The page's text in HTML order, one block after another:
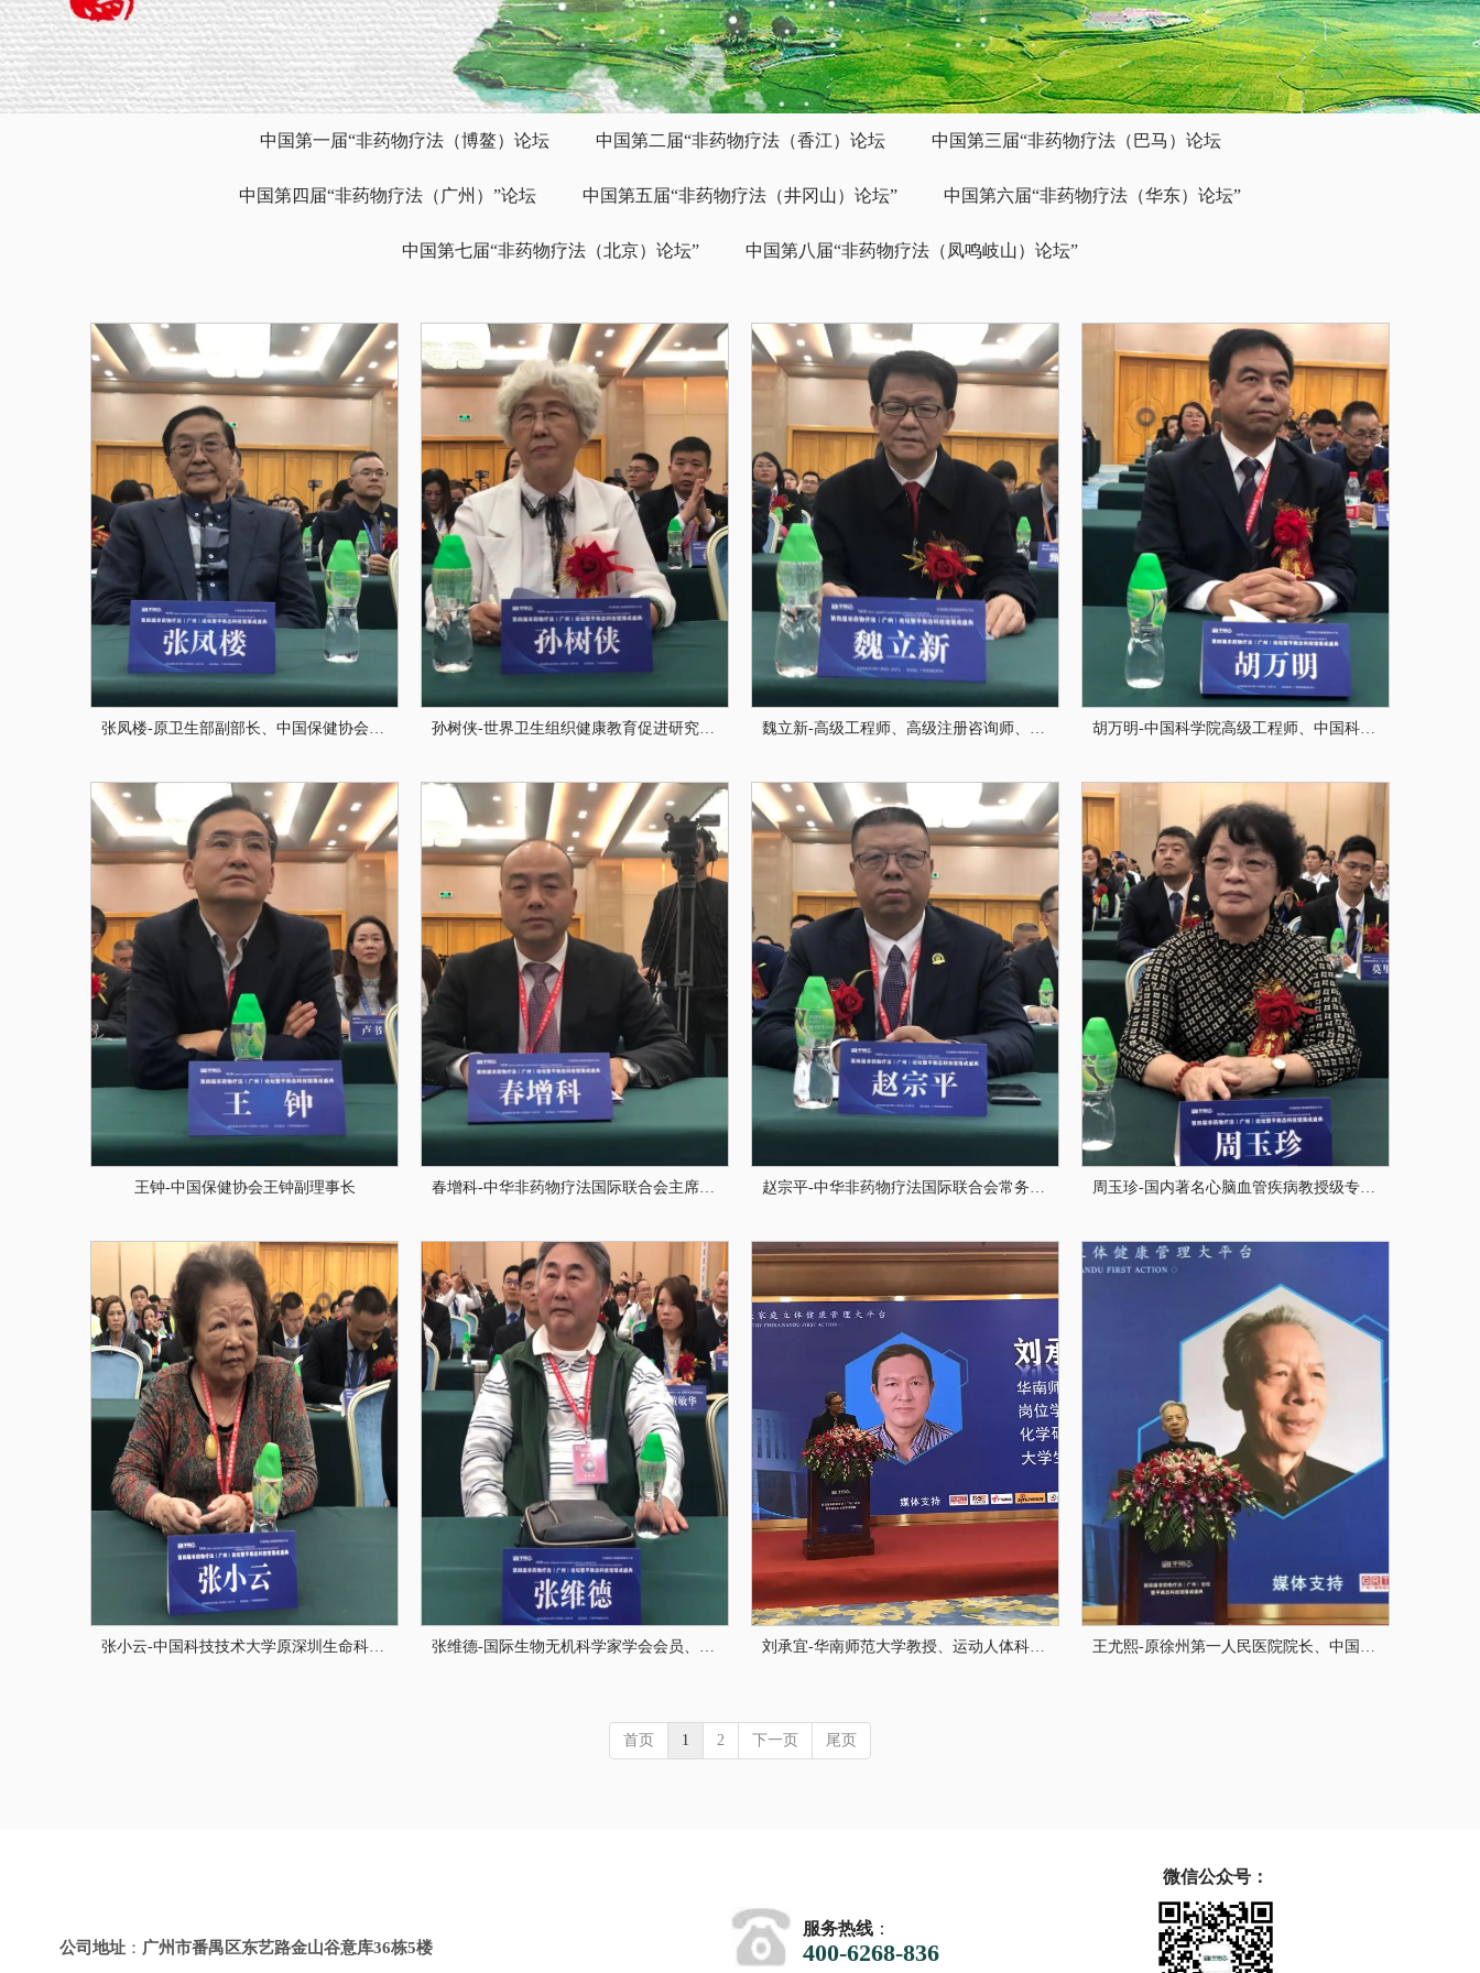
中国第一届“非药物疗法（博鳌）论坛 中国第二届“非药物疗法（香江）论坛 中国第三届“非药物疗法（巴马）论坛
中国第四届“非药物疗法（广州）”论坛 中国第五届“非药物疗法（井冈山）论坛” 中国第六届“非药物疗法（华东）论坛”
中国第七届“非药物疗法（北京）论坛” 中国第八届“非药物疗法（凤鸣岐山）论坛”
张凤楼-原卫生部副部长、中国保健协会荣誉理事长、中国卫生监督协会会长 孙树侠-世界卫生组织健康教育促进研究中心顾问、联合国绿色组织专家委员会委员、中央国家机关健康大讲堂讲师团专家、卫生部健康教育指导首席专家、卫生部和国家文明办社区教育健康专家、中国保健协会食物营养与安全专业委员会会长、中国健康教育协会常务理事 魏立新-高级工程师、高级注册咨询师、科技成果产业化专家、科技项目评审专家。曾任中国科学院研究生院应用技术研究所总工程师，现任北京中国科学院老专家技术中心副主任 胡万明-中国科学院高级工程师、中国科学院老专家技术中心科技合作处处长、中国科学院生物物理研究所交叉科学重点实验室健康产业顾问
王钟-中国保健协会王钟副理事长 春增科-中华非药物疗法国际联合会主席、卫生部国家公立医院改革上海联络员、陕西治金医院院长 赵宗平-中华非药物疗法国际联合会常务副主席兼秘书长、PPB非药物疗法南都研究院院长、广州平衡态健康产业科技有限公司董事长、广州南都电子科技有限公司董事长、广州南态电子科技有限公司董事长、凤鸣国际大酒店董事长 周玉珍-国内著名心脑血管疾病教授级专家、高电位专家、中国老年保健协会长寿专业委员会常务理事、原江西医学院附属医院心内科主任
张小云-中国科技技术大学原深圳生命科学院院长，中国细胞学学会常务理事、美国和欧洲电磁学会会员、全国劳动模范、国务院特殊津贴专家 张维德-国际生物无机科学家学会会员、原中国科学技术大学国家级开放实验室主任、原深圳大学化学系系主任、政府特殊津贴享受者 刘承宜-华南师范大学教授、运动人体科学博士生导师和珠江学者岗位学科带头人。曾经获得南京大学化学学士、吉林大学化学硕士、华中科技大学激光技术博士、华南师范大学生物光子学博士后和美国激光医学会资深会员 王尤熙-原徐州第一人民医院院长、中国老年保健协会抗衰老专业委员会健康讲师、中国健康产业资深健康咨询师、中国磁疗行业资深专家
首页 1 2 下一页 尾页
公司地址 ： 广州市番禺区东艺路金山谷意库36栋5楼
微信公众号：
服务热线 ：
400-6268-836